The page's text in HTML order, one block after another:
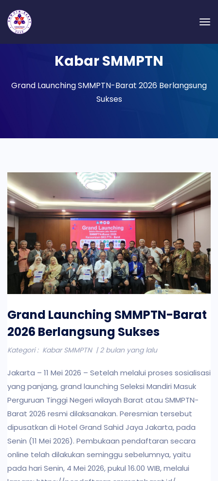
Kabar SMMPTN
Grand Launching SMMPTN-Barat 2026 Berlangsung
Sukses
Grand Launching SMMPTN-Barat
2026 Berlangsung Sukses
Kategori : Kabar SMMPTN | 2 bulan yang lalu
Jakarta – 11 Mei 2026 – Setelah melalui proses sosialisasi
yang panjang, grand launching Seleksi Mandiri Masuk
Perguruan Tinggi Negeri wilayah Barat atau SMMPTN-
Barat 2026 resmi dilaksanakan. Peresmian tersebut
dipusatkan di Hotel Grand Sahid Jaya Jakarta, pada
Senin (11 Mei 2026). Pembukaan pendaftaran secara
online telah dilakukan seminggu sebelumnya, yaitu
pada hari Senin, 4 Mei 2026, pukul 16.00 WIB, melalui